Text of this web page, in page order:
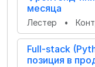
месяца
Лестер •
Full‑stack
позиция в